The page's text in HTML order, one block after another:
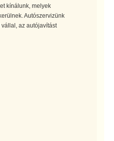
kínálunk, melyek
Autószervizünk
az autójavítást